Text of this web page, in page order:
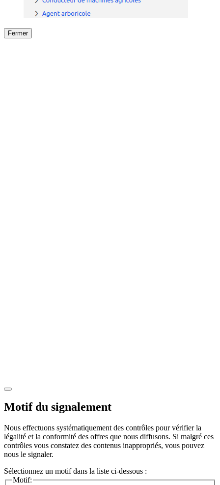
Fermer
Motif du signalement
Nous effectuons systématiquement des contrôles pour vérifier la
légalité et la conformité des offres que nous diffusons. Si malgré ces
contrôles vous constatez des contenus inappropriés, vous pouvez
nous le signaler.
Sélectionnez un motif dans la liste ci-dessous :
Motif: